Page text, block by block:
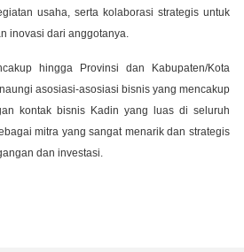
usaha, serta kolaborasi strategis untuk
inovasi dari anggotanya.
hingga Provinsi dan Kabupaten/Kota
asosiasi-asosiasi bisnis yang mencakup
kontak bisnis Kadin yang luas di seluruh
mitra yang sangat menarik dan strategis
dan investasi.